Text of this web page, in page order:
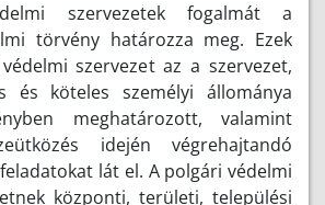
szervezetek fogalmát a
törvény határozza meg. Ezek
szervezet az a szervezet,
és köteles személyi állománya
meghatározott, valamint
idején végrehajtandó
lát el. A polgári védelmi
központi, területi, települési